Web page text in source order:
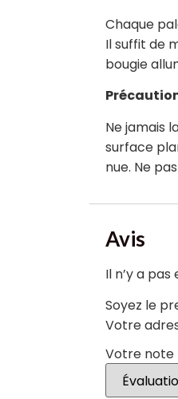
Chaque
Il suffit de
bougie
Ne jamais
surface
nue. Ne
Avis
Il n’y a pas
Soyez le
Votre
Votre note